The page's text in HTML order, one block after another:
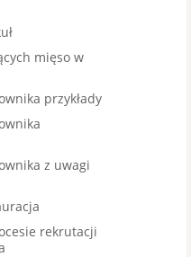
mięso w
przykłady
z uwagi
rekrutacji